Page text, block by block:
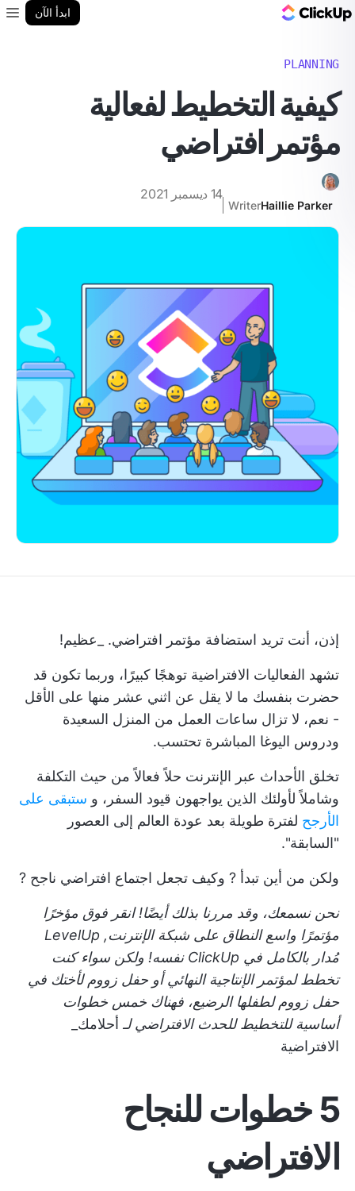
ابدأ الآن
PLANNING
كيفية التخطيط لفعالية
مؤتمر افتراضي
Haillie Parker
Writer
14 ديسمبر 2021
إذن، أنت تريد استضافة مؤتمر افتراضي. _عظيم!
تشهد الفعاليات الافتراضية توهجًا كبيرًا، وربما تكون قد
حضرت بنفسك ما لا يقل عن اثني عشر منها على الأقل
- نعم، لا تزال ساعات العمل من المنزل السعيدة
ودروس اليوغا المباشرة تحتسب.
تخلق الأحداث عبر الإنترنت حلاً فعالاً من حيث التكلفة
وشاملاً لأولئك الذين يواجهون قيود السفر، و ستبقى على
الأرجح لفترة طويلة بعد عودة العالم إلى العصور
"السابقة".
ولكن من أين تبدأ ? وكيف تجعل اجتماع افتراضي ناجح ?
نحن نسمعك، وقد مررنا بذلك أيضًا!انقر فوق مؤخرًا
مؤتمرًا واسع النطاق على شبكة الإنترنت, LevelUp
مُدار بالكامل في ClickUp نفسه! ولكن سواء كنت
تخطط لمؤتمر الإنتاجية النهائي أو حفل زووم لأختك في
حفل زووم لطفلها الرضيع، فهناك خمس خطوات
أساسية للتخطيط للحدث الافتراضي لـ أحلامك_
الافتراضية
5 خطوات للنجاح
الافتراضي